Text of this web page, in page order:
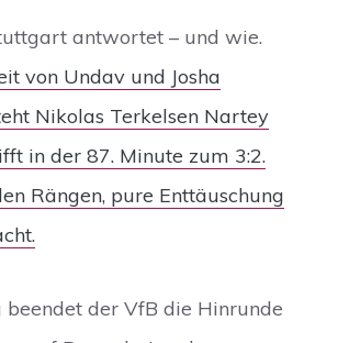
antwortet – und wie.
von Undav und Josha
Nikolas Terkelsen Nartey
in der 87. Minute zum 3:2.
Rängen, pure Enttäuschung
beendet der VfB die Hinrunde